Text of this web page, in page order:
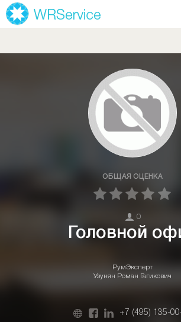
ОБЩАЯ ОЦЕНКА
0
Головной
РумЭксперт
Узунян Роман Гагикович
+7 (495) 135-